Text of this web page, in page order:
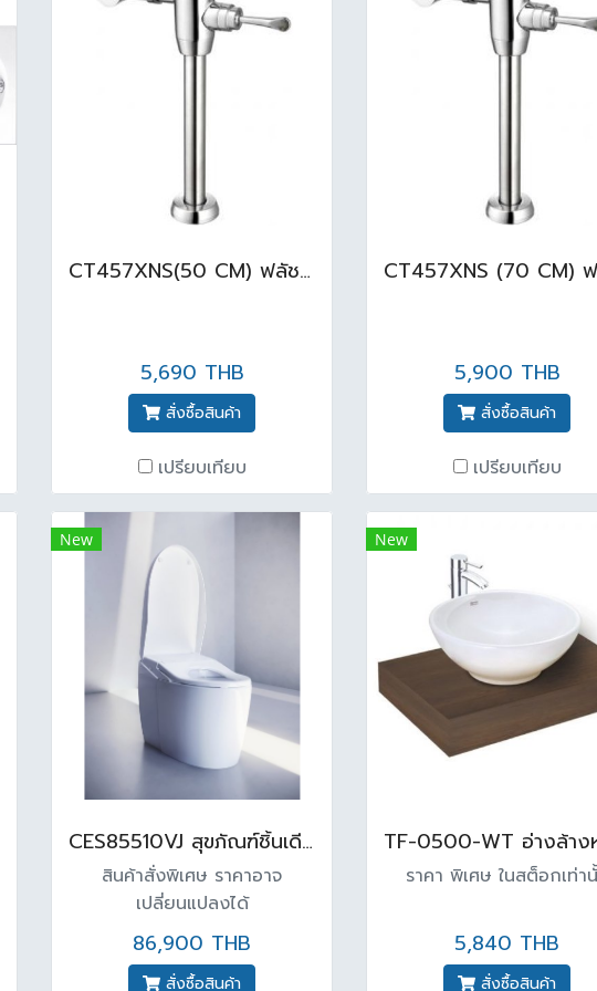
CT457XNS(50 CM) ฟลัชวาล์วโถสุขภัณฑ์
5,690 THB
สั่งซื้อสินค้า
เปรียบเทียบ
5,900 THB
สั่งซื้อสินค้า
เปรียบเทียบ
New
CES85510VJ สุขภัณฑ์ชิ้นเดียวแบบอัตโนมัติ 3/3.8 ลิตร นีโอเรส เอเอส สีขาว
สินค้าสั่งพิเศษ ราคาอาจ
เปลี่ยนแปลงได้
86,900 THB
สั่งซื้อสินค้า
New
ราคา พิเศษ ในสต็อกเท่า
5,840 THB
สั่งซื้อสินค้า